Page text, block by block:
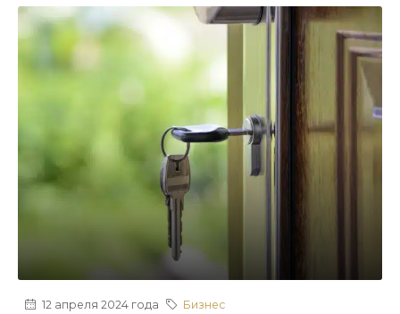
12 апреля 2024 года Бизнес